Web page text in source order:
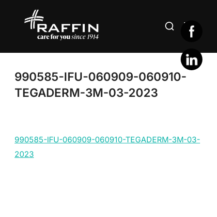
Rechercher :
990585-IFU-060909-060910-
TEGADERM-3M-03-2023
990585-IFU-060909-060910-TEGADERM-3M-03-
2023